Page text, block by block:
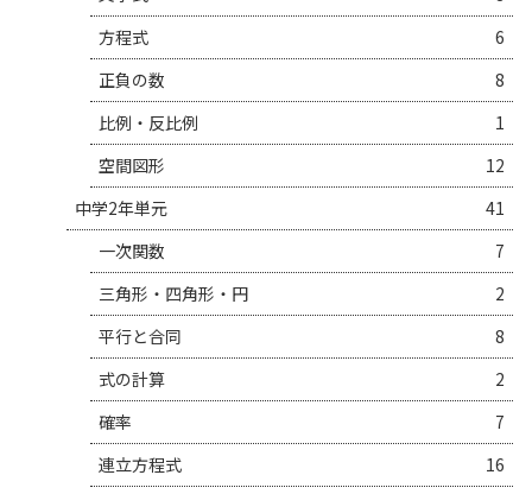
方程式
6
正負の数
8
比例・反比例
1
空間図形
12
中学2年単元
41
一次関数
7
三角形・四角形・円
2
平行と合同
8
式の計算
2
確率
7
連立方程式
16